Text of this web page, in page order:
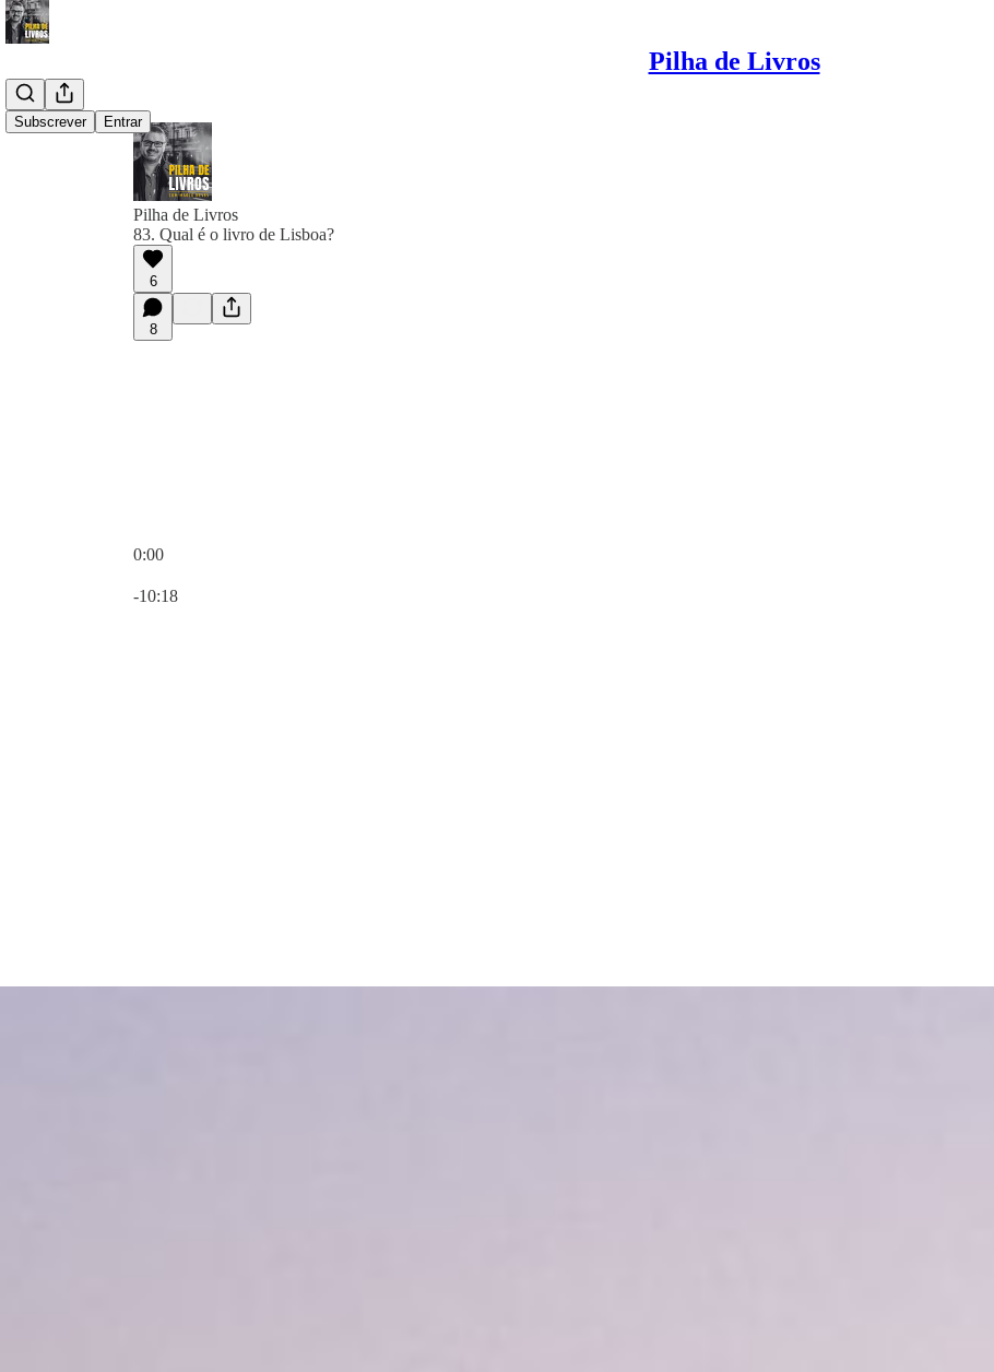
Pilha de Livros
Subscrever Entrar
Pilha de Livros
83. Qual é o livro de Lisboa?
6
8
0:00
-10:18